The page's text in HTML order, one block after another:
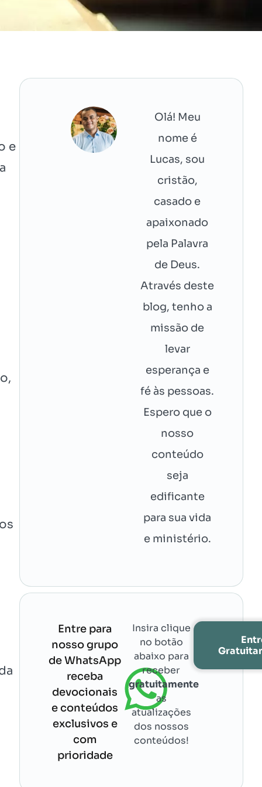
e
Olá! Meu
nome é
Lucas, sou
cristão,
casado e
apaixonado
pela Palavra
de Deus.
Através deste
blog, tenho a
missão de
levar
esperança e
fé às pessoas.
Espero que o
nosso
conteúdo
seja
edificante
para sua vida
e ministério.
Entre para
nosso grupo
de WhatsApp
receba
devocionais
e conteúdos
exclusivos e
com
prioridade
Insira clique
no botão
abaixo para
receber
gratuitamente
as
atualizações
dos nossos
conteúdos!